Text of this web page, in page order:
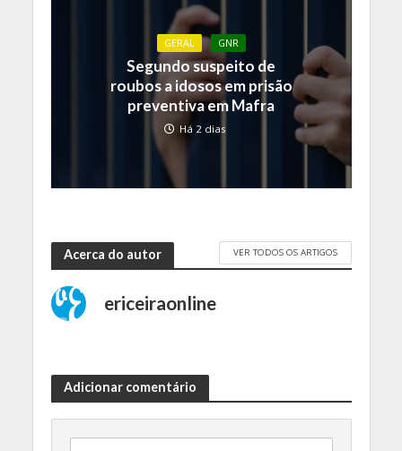
GERAL GNR
Segundo suspeito de
roubos a idosos em prisão
preventiva em Mafra
Há 2 dias
Acerca do autor VER TODOS OS ARTIGOS
ericeiraonline
Adicionar comentário